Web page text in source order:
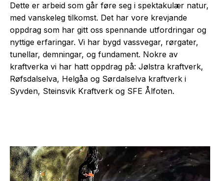
Dette er arbeid som går føre seg i spektakulær natur,
med vanskeleg tilkomst. Det har vore krevjande
oppdrag som har gitt oss spennande utfordringar og
nyttige erfaringar. Vi har bygd vassvegar, rørgater,
tunellar, demningar, og fundament. Nokre av
kraftverka vi har hatt oppdrag på: Jølstra kraftverk,
Røfsdalselva, Helgåa og Sørdalselva kraftverk i
Syvden, Steinsvik Kraftverk og SFE Ålfoten.